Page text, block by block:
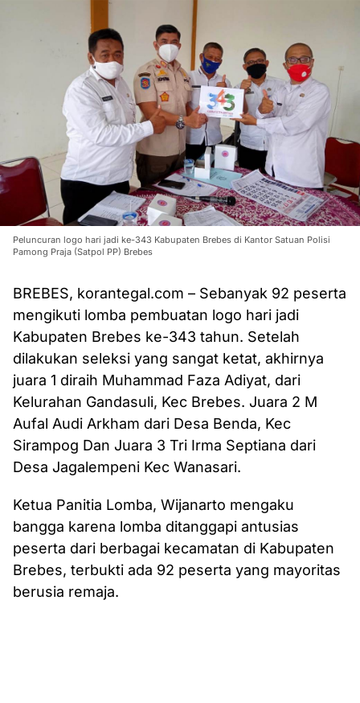
Peluncuran logo hari jadi ke-343 Kabupaten Brebes di Kantor Satuan Polisi
Pamong Praja (Satpol PP) Brebes
BREBES, korantegal.com – Sebanyak 92 peserta
mengikuti lomba pembuatan logo hari jadi
Kabupaten Brebes ke-343 tahun. Setelah
dilakukan seleksi yang sangat ketat, akhirnya
juara 1 diraih Muhammad Faza Adiyat, dari
Kelurahan Gandasuli, Kec Brebes. Juara 2 M
Aufal Audi Arkham dari Desa Benda, Kec
Sirampog Dan Juara 3 Tri Irma Septiana dari
Desa Jagalempeni Kec Wanasari.
Ketua Panitia Lomba, Wijanarto mengaku
bangga karena lomba ditanggapi antusias
peserta dari berbagai kecamatan di Kabupaten
Brebes, terbukti ada 92 peserta yang mayoritas
berusia remaja.